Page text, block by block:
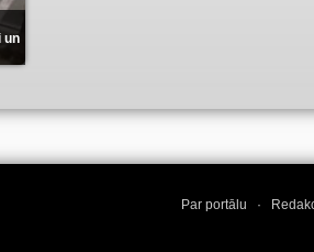
un
Par portālu ·